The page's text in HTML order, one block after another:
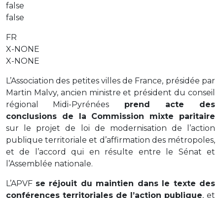
false
false
FR
X-NONE
X-NONE
L’Association des petites villes de France, présidée par
Martin Malvy, ancien ministre et président du conseil
régional Midi-Pyrénées prend acte des
conclusions de la Commission mixte paritaire
sur le projet de loi de modernisation de l’action
publique territoriale et d’affirmation des métropoles,
et de l’accord qui en résulte entre le Sénat et
l’Assemblée nationale.
L’APVF se réjouit du maintien dans le texte des
conférences territoriales de l’action publique, et